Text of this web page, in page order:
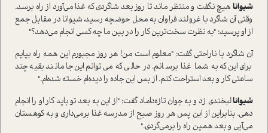
شیوانا هیچ نگفت و منتظر ماند تا روز بعد شاگردی که غذا می‌آورد از راه برسد.
وقتی آن شاگرد با غرولند فراوان به محل حوضچه رسید، شیوانا در مقابل جمع
از او پرسید: "به نظرت سخت‌ترین کار را در بین ما چه کسی انجام می‌دهد؟"
آن شاگرد با ناراحتی گفت: "معلوم است من! هر روز مجبورم این همه راه بیایم
برای این‌که به شما غذا برسانم. در حالی که می‌توانم این‌جا مانند بقیه چند
ساعتی کار و بعد استراحت كنم. از بس این جاده را دیده‌ام خسته شده‌ام."
شیوانالبخندی زد و به جوان تازه‌داماد گفت: "از این به بعد تو باید کار او را انجام
دهی. بنابراین از این پس هر روز صبح از مدرسه غذا برمی‌داری و به کوهستان
می‌آیی و بعد همین راه را برمی‌گردی."